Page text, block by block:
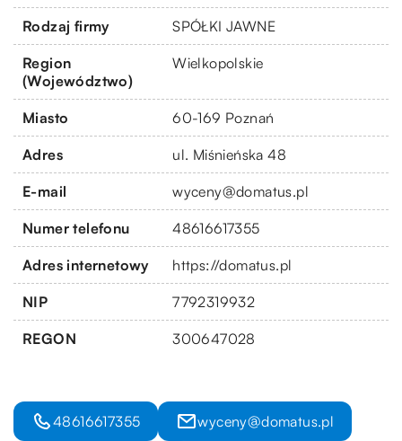
Rodzaj firmy SPÓŁKI JAWNE
Region
(Województwo)
Wielkopolskie
Miasto 60-169 Poznań
Adres ul. Miśnieńska 48
E-mail wyceny@domatus.pl
Numer telefonu 48616617355
Adres internetowy https://domatus.pl
NIP 7792319932
REGON 300647028
48616617355 wyceny@domatus.pl